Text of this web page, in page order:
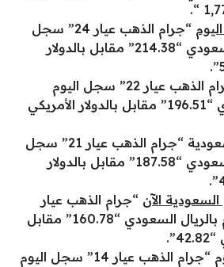
“جرام الذهب عيار 24” سجل
اليوم بالريال السعودي “214.38” مقابل بالدولار
سعر الذهب “جرام الذهب عيار 22” سجل اليوم
بالريال السعودي “196.51” مقابل بالدولار الأمريكي
سعر الذهب السعودية “جرام الذهب عيار 21” سجل
اليوم بالريال السعودي “187.58” مقابل بالدولار
الآن “جرام الذهب عيار
18” سجل اليوم بالريال السعودي “160.78” مقابل
سعر الذهب اليوم “جرام الذهب عيار 14” سجل اليوم